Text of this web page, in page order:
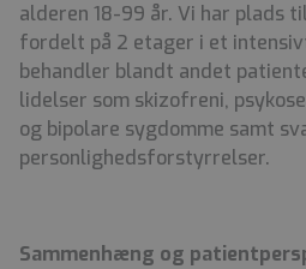
alderen 18-99 år. Vi har plads
fordelt på 2 etager i et
behandler blandt andet
lidelser som skizofreni,
og bipolare sygdomme samt
personlighedsforstyrrelser.
Sammenhæng og